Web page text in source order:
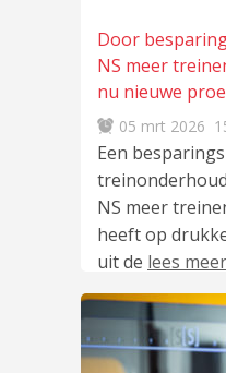
Door
NS meer
nu nieuwe
05 mrt 2026
Een
NS meer
heeft op
uit de lees meer